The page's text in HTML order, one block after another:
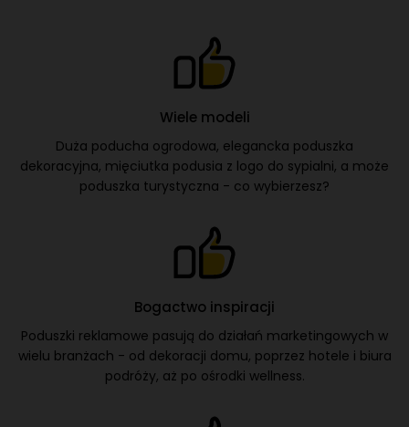
Wiele modeli
Duża poducha ogrodowa, elegancka poduszka
dekoracyjna, mięciutka podusia z logo do sypialni, a może
poduszka turystyczna - co wybierzesz?
Bogactwo inspiracji
Poduszki reklamowe pasują do działań marketingowych w
wielu branżach - od dekoracji domu, poprzez hotele i biura
podróży, aż po ośrodki wellness.